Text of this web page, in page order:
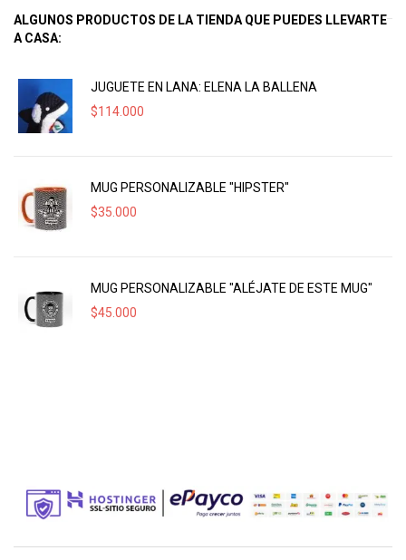
ALGUNOS PRODUCTOS DE LA TIENDA QUE PUEDES LLEVARTE
A CASA:
JUGUETE EN LANA: ELENA LA BALLENA
$114.000
MUG PERSONALIZABLE "HIPSTER"
$35.000
MUG PERSONALIZABLE "ALÉJATE DE ESTE MUG"
$45.000